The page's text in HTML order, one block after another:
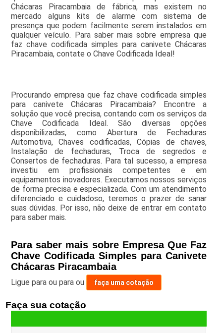
Chácaras Piracambaia de fábrica, mas existem no
mercado alguns kits de alarme com sistema de
presença que podem facilmente serem instalados em
qualquer veículo. Para saber mais sobre empresa que
faz chave codificada simples para canivete Chácaras
Piracambaia, contate o Chave Codificada Ideal!
Procurando empresa que faz chave codificada simples
para canivete Chácaras Piracambaia? Encontre a
solução que você precisa, contando com os serviços da
Chave Codificada Ideal. São diversas opções
disponibilizadas, como Abertura de Fechaduras
Automotiva, Chaves codificadas, Cópias de chaves,
Instalação de fechaduras, Troca de segredos e
Consertos de fechaduras. Para tal sucesso, a empresa
investiu em profissionais competentes e em
equipamentos inovadores. Executamos nossos serviços
de forma precisa e especializada. Com um atendimento
diferenciado e cuidadoso, teremos o prazer de sanar
suas dúvidas. Por isso, não deixe de entrar em contato
para saber mais.
Para saber mais sobre Empresa Que Faz
Chave Codificada Simples para Canivete
Chácaras Piracambaia
Ligue para ou para ou faça uma cotação
Faça sua cotação